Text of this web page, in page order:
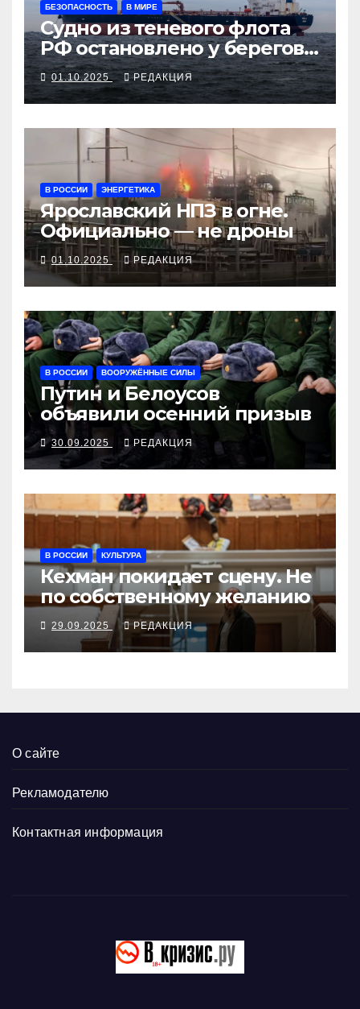
БЕЗОПАСНОСТЬ В МИРЕ
Судно из теневого флота
РФ остановлено у берегов
Франции
01.10.2025 РЕДАКЦИЯ
В РОССИИ ЭНЕРГЕТИКА
Ярославский НПЗ в огне.
Официально — не дроны
01.10.2025 РЕДАКЦИЯ
В РОССИИ ВООРУЖЁННЫЕ СИЛЫ
Путин и Белоусов
объявили осенний призыв
30.09.2025 РЕДАКЦИЯ
В РОССИИ КУЛЬТУРА
Кехман покидает сцену. Не
по собственному желанию
29.09.2025 РЕДАКЦИЯ
О сайте
Рекламодателю
Контактная информация